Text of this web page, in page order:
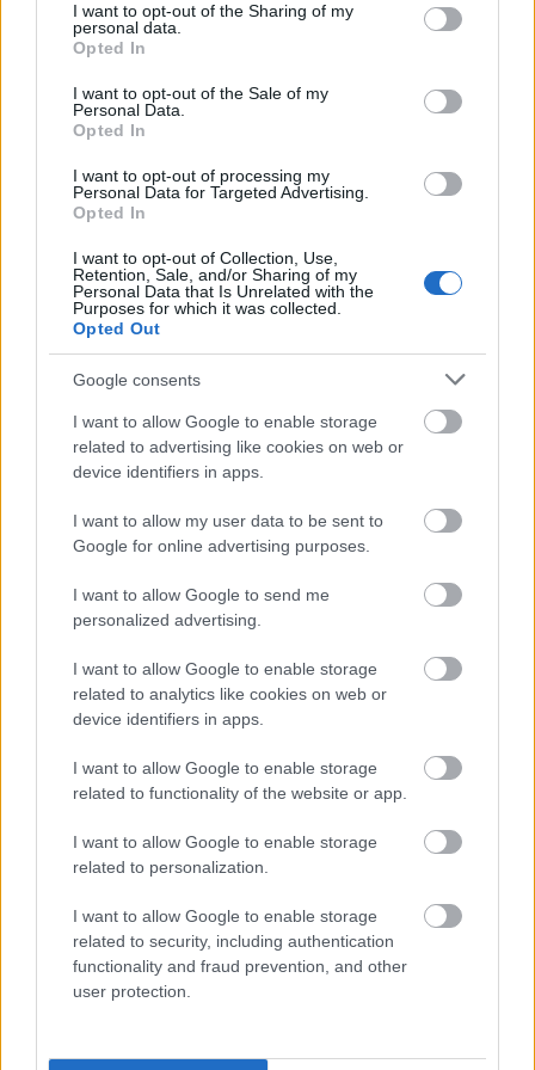
not limited to your visit or usage behaviour. You may click to
grant or deny consent to Google and its third-party tags to
use your data for below specified purposes in below Google
consent section.
I want to opt-out of the Sharing of my
personal data.
Opted In
I want to opt-out of the Sale of my
Personal Data.
Opted In
I want to opt-out of processing my
Personal Data for Targeted Advertising.
Opted In
I want to opt-out of Collection, Use,
Retention, Sale, and/or Sharing of my
Personal Data that Is Unrelated with the
Purposes for which it was collected.
Opted Out
Google consents
I want to allow Google to enable storage
related to advertising like cookies on web or
device identifiers in apps.
I want to allow my user data to be sent to
Google for online advertising purposes.
I want to allow Google to send me
personalized advertising.
I want to allow Google to enable storage
related to analytics like cookies on web or
device identifiers in apps.
I want to allow Google to enable storage
related to functionality of the website or app.
I want to allow Google to enable storage
related to personalization.
I want to allow Google to enable storage
related to security, including authentication
functionality and fraud prevention, and other
user protection.
(Kukoricasziget) című,George Ovashvili
rendezte
grúz film kapta.
A legjobb női szerepértElle Fanning,
nyújtott alakításáért, a legjobb férfi szerepért az
argentinNahuel Pérez Biscayar,aDavid Lambert
rendezteJe suis a toicímű belga-kanadai filmben
nyújtott alakításáért kapott díjat.
A Nyugattól keletre versenyszekció győztese aKlass
KorrektsiicíműIvan I. Tverdovszkijrendezte orosz-
német film kapta. A díjjal 20 ezer dollár is jár.
A dokumentumfilmek kategóriájában két film kapott
hosszabb dokumentumfilmek kategóriájában a
Waiting for AugustcíműTeodora Ana Mihai
dokumentumfilmeknél azAutofocuscímű
Boris
Poljakrendezte horvát filmet díjazta zsűri.
A filmszemlénMel Gibson, valamintWilliam
Friedkinneves és elismert amerikai filmesek
életműdíjat kaptak a világ filmművészetéhez való
rendkívüli hozzájárulásukért.
A fesztivál tavalyi (2013), 48. évfolyamábanSzász
JánosA nagy füzetcímű alkotása nyerte el a fődíjat,
a Kristály Glóbuszt.
"A Szabadesésben egymás alatti hét emeleten